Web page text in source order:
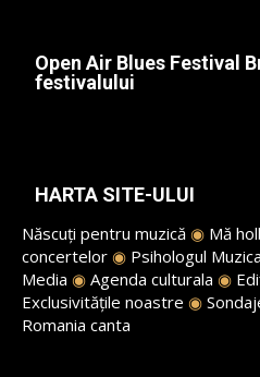
Open Air Blues Festival
festivalului
HARTA SITE-ULUI
Născuți pentru muzică ◉ Mă
concertelor ◉ Psihologul
Media ◉ Agenda culturala ◉
Exclusivitățile noastre ◉
Romania canta